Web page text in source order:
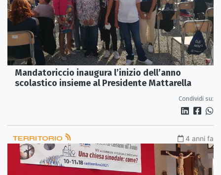
Mandatoriccio inaugura l’inizio dell’anno
scolastico insieme al Presidente Mattarella
Condividi su:
TERRITORIO 4 anni fa